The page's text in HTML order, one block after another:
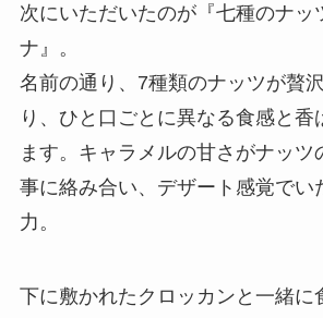
次にいただいたのが『七種のナッ
ナ』。
名前の通り、7種類のナッツが贅
り、ひと口ごとに異なる食感と香
ます。キャラメルの甘さがナッツ
事に絡み合い、デザート感覚でい
力。
下に敷かれたクロッカンと一緒に